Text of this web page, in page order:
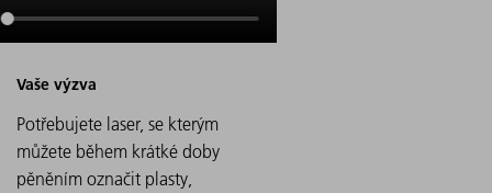
Potřebujete laser, se kterým
můžete během krátké doby
pěněním označit plasty,